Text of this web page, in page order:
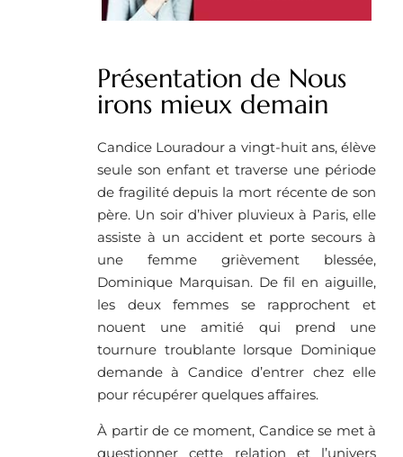
Présentation de Nous
irons mieux demain
Candice Louradour a vingt-huit ans, élève
seule son enfant et traverse une période
de fragilité depuis la mort récente de son
père. Un soir d’hiver pluvieux à Paris, elle
assiste à un accident et porte secours à
une femme grièvement blessée,
Dominique Marquisan. De fil en aiguille,
les deux femmes se rapprochent et
nouent une amitié qui prend une
tournure troublante lorsque Dominique
demande à Candice d’entrer chez elle
pour récupérer quelques affaires.
À partir de ce moment, Candice se met à
questionner cette relation et l’univers